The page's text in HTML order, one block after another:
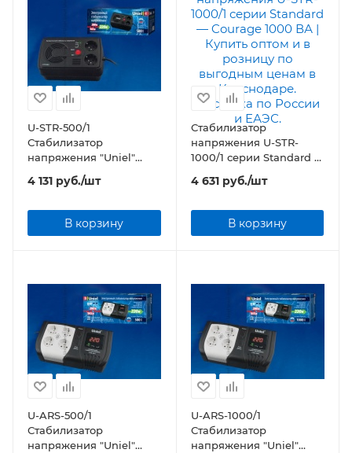
U-STR-500/1
Стабилизатор
напряжения "Uniel"
серии Standard —
Courage 500 ВА
4 131 руб./шт
В корзину
Стабилизатор
напряжения U-STR-
1000/1 серии Standard —
Courage 1000 ВА
4 631руб./шт
В корзину
U-ARS-500/1
Стабилизатор
напряжения "Uniel"
U-ARS-1000/1
Стабилизатор
напряжения "Uniel"